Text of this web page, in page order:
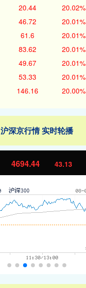
20.44 20.02%
46.72 20.01%
61.6 20.01%
83.62 20.01%
49.67 20.01%
53.33 20.01%
146.16 20.00%
沪深京行情 实时轮播
4694.44 43.13